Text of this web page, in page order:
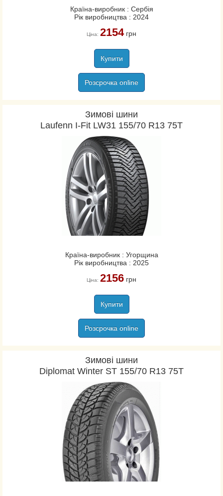
Країна-виробник : Сербія
Рік виробництва : 2024
Ціна: 2154грн
Купити
Розсрочка online
Зимові шини
Laufenn I-Fit LW31 155/70 R13 75T
Країна-виробник : Угорщина
Рік виробництва : 2025
Ціна: 2156грн
Купити
Розсрочка online
Зимові шини
Diplomat Winter ST 155/70 R13 75T